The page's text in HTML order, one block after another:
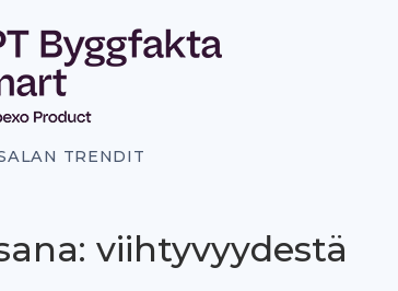
TRENDIT
viihtyvyydestä